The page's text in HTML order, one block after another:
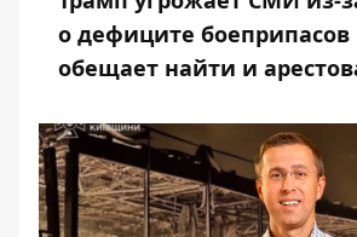
о дефиците
обещает найти и